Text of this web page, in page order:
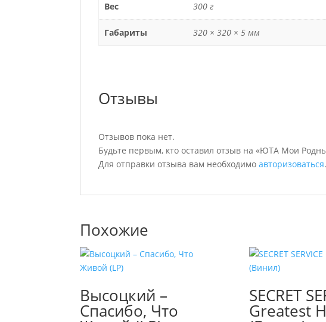
Вес 300 г
Габариты 320 × 320 × 5 мм
Отзывы
Отзывов пока нет.
Будьте первым, кто оставил отзыв на «ЮТА Мои
Для отправки отзыва вам необходимоавторизоваться.
Похожие
Высоцкий –
Спасибо, Что
SECRET
Greatest